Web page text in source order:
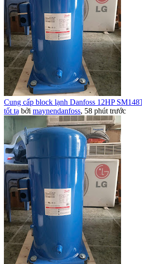
Cung cấp block lạnh Danfoss 12HP
tốt tạ bởi maynendanfoss, 58 phút trước